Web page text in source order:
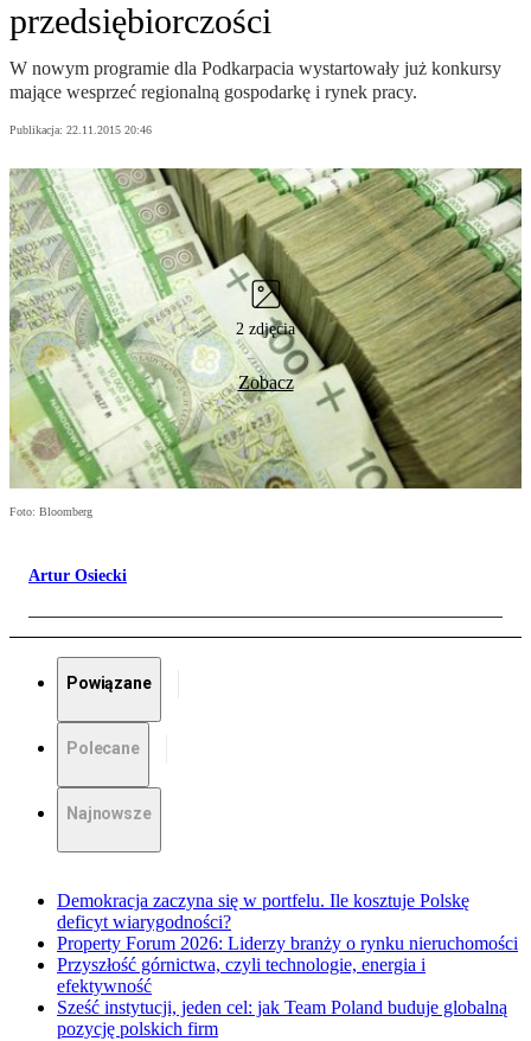
przedsiębiorczości
W nowym programie dla Podkarpacia wystartowały już konkursy
mające wesprzeć regionalną gospodarkę i rynek pracy.
Publikacja: 22.11.2015 20:46
2 zdjęcia
Zobacz
Foto: Bloomberg
Artur Osiecki
Powiązane
Polecane
Najnowsze
Demokracja zaczyna się w portfelu. Ile kosztuje Polskę
deficyt wiarygodności?
Property Forum 2026: Liderzy branży o rynku nieruchomości
Przyszłość górnictwa, czyli technologie, energia i
efektywność
Sześć instytucji, jeden cel: jak Team Poland buduje globalną
pozycję polskich firm